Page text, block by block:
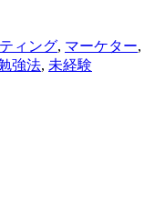
ィング, マーケター,
強法, 未経験